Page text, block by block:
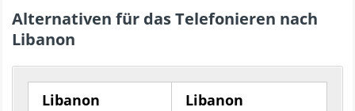
Alternativen für das Telefonieren nach
Libanon
Libanon
Libanon